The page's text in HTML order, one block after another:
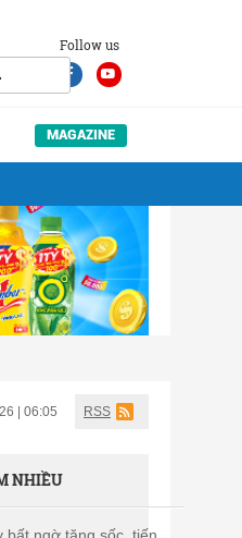
Follow us
MAGAZINE
| 06:05 RSS
NHIỀU